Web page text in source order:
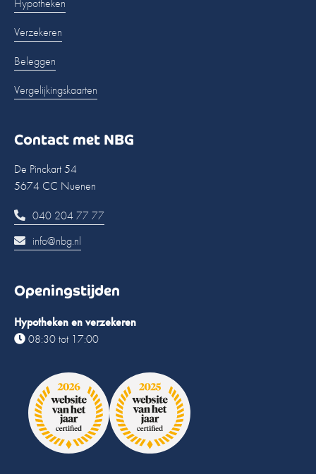
Hypotheken
Verzekeren
Beleggen
Vergelijkingskaarten
Contact met NBG
De Pinckart 54
5674 CC Nuenen
040 204 77 77
info@nbg.nl
Openingstijden
Hypotheken en verzekeren
08:30 tot 17:00